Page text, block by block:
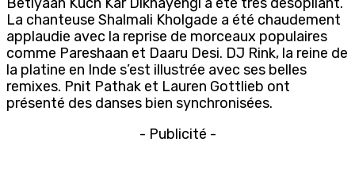
La chanteuse Shalmali Kholgade a été chaudement
applaudie avec la reprise de morceaux populaires
comme Pareshaan et Daaru Desi. DJ Rink, la reine de
la platine en Inde s’est illustrée avec ses belles
remixes. Pnit Pathak et Lauren Gottlieb ont
présenté des danses bien synchronisées.
- Publicité -